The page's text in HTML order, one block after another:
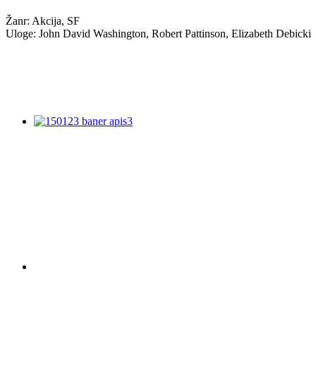
Žanr: Akcija, SF
Uloge: John David Washington, Robert Pattinson, Elizabeth Debicki